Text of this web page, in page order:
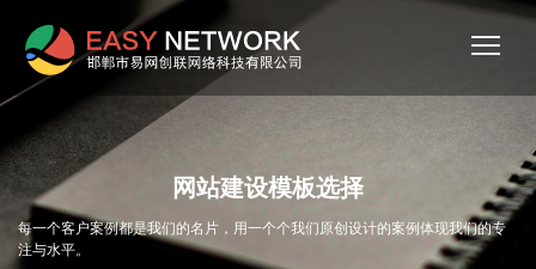
网站建设模板选择
每一个客户案例都是我们的名片，用一个个我们原创设计的案例体现我们的专
注与水平。